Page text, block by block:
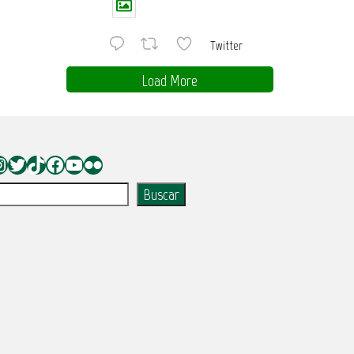
Twitter
Load More
Twitter
TikTokFacebook
YouTube
Flickr
Buscar